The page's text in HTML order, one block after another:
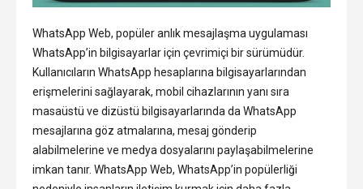
WhatsApp Web, popüler anlık mesajlaşma uygulaması
WhatsApp’in bilgisayarlar için çevrimiçi bir sürümüdür.
Kullanıcıların WhatsApp hesaplarına bilgisayarlarından
erişmelerini sağlayarak, mobil cihazlarının yanı sıra
masaüstü ve dizüstü bilgisayarlarında da WhatsApp
mesajlarına göz atmalarına, mesaj gönderip
alabilmelerine ve medya dosyalarını paylaşabilmelerine
imkan tanır. WhatsApp Web, WhatsApp’in popülerliği